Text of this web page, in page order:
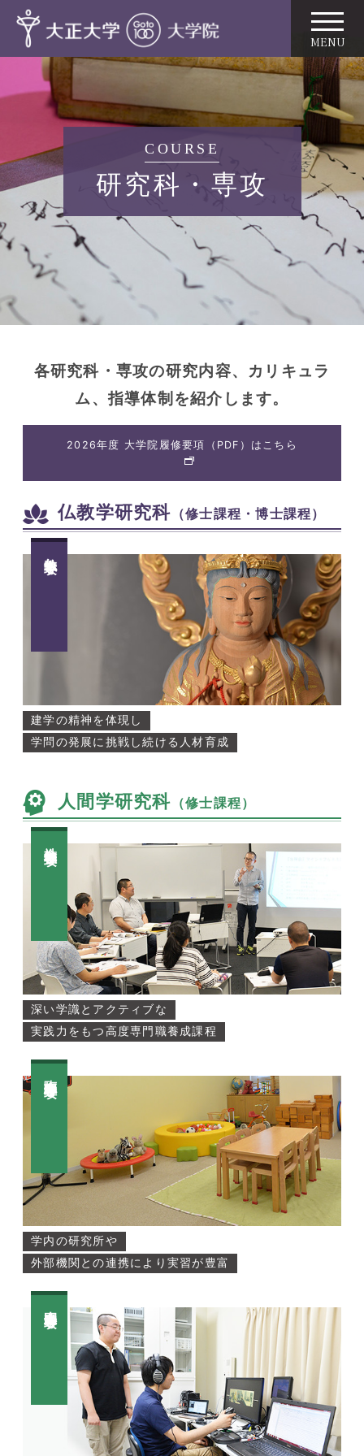
COURSE
研究科・専攻
各研究科・専攻の研究内容、カリキュラ
ム、指導体制を紹介します。
2026年度 大学院履修要項（PDF）はこちら
仏教学研究科 （修士課程・博士課程）
建学の精神を体現し
学問の発展に挑戦し続ける人材育成
人間学研究科 （修士課程）
深い学識とアクティブな
実践力をもつ高度専門職養成課程
学内の研究所や
外部機関との連携により実習が豊富